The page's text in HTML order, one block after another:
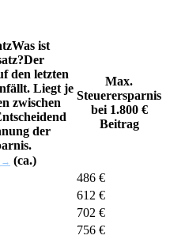
Was ist
Der
den letzten
Liegt je
zwischen
der
→ (ca.)
Max.
Steuerersparnis
bei 1.800 €
Beitrag
486 €
612 €
702 €
756 €